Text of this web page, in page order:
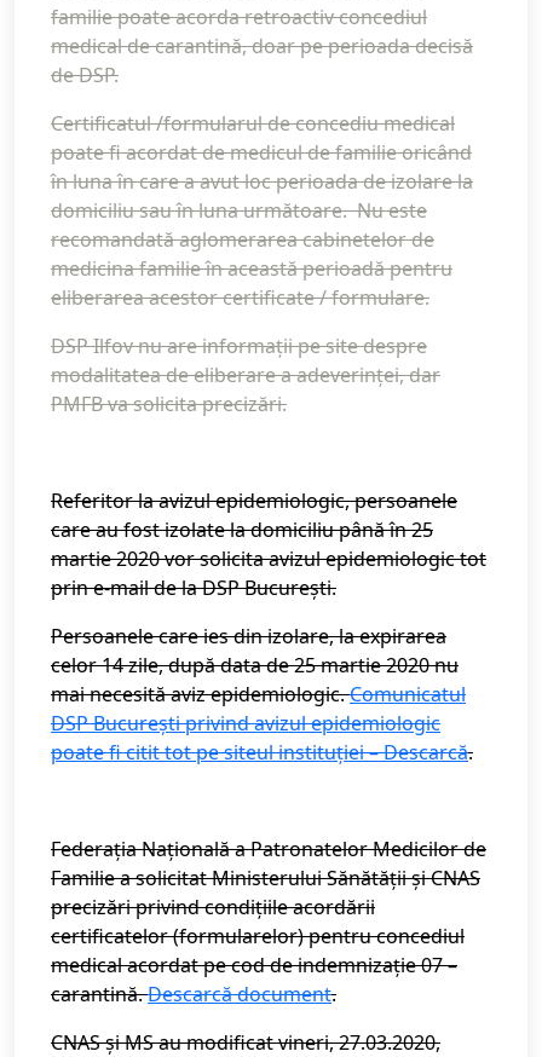
familie poate acorda retroactiv concediul
medical de carantină, doar pe perioada decisă
de DSP.
Certificatul /formularul de concediu medical
poate fi acordat de medicul de familie oricând
în luna în care a avut loc perioada de izolare la
domiciliu sau în luna următoare. Nu este
recomandată aglomerarea cabinetelor de
medicina familie în această perioadă pentru
eliberarea acestor certificate / formulare.
DSP Ilfov nu are informații pe site despre
modalitatea de eliberare a adeverinței, dar
PMFB va solicita precizări.
Referitor la avizul epidemiologic, persoanele
care au fost izolate la domiciliu până în 25
martie 2020 vor solicita avizul epidemiologic tot
prin e-mail de la DSP București.
Persoanele care ies din izolare, la expirarea
celor 14 zile, după data de 25 martie 2020 nu
mai necesită aviz epidemiologic.Comunicatul
DSP București privind avizul epidemiologic
poate fi citit tot pe siteul instituției – Descarcă.
Federația Națională a Patronatelor Medicilor de
Familie a solicitat Ministerului Sănătății și CNAS
precizări privind condițiile acordării
certificatelor (formularelor) pentru concediul
medical acordat pe cod de indemnizație 07 –
carantină.Descarcă document.
CNAS și MS au modificat vineri, 27.03.2020,